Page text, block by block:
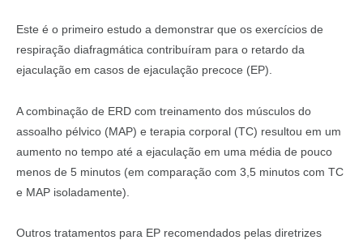
Este é o primeiro estudo a demonstrar que os exercícios de
respiração diafragmática contribuíram para o retardo da
ejaculação em casos de ejaculação precoce (EP).
A combinação de ERD com treinamento dos músculos do
assoalho pélvico (MAP) e terapia corporal (TC) resultou em um
aumento no tempo até a ejaculação em uma média de pouco
menos de 5 minutos (em comparação com 3,5 minutos com TC
e MAP isoladamente).
Outros tratamentos para EP recomendados pelas diretrizes